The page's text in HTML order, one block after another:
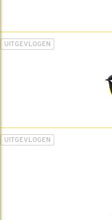
UITGEVLOGEN
UITGEVLOGEN